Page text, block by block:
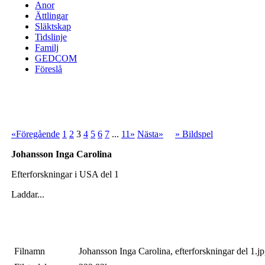
Anor
Ättlingar
Släktskap
Tidslinje
Familj
GEDCOM
Föreslå
«Föregående 1 2 3 4 5 6 7 ... 11» Nästa»
» Bildspel
Johansson Inga Carolina
Efterforskningar i USA del 1
Laddar...
Filnamn
Johansson Inga Carolina, efterforskningar del